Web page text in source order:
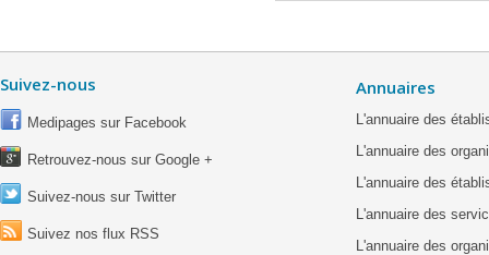
Suivez-nous
Medipages sur Facebook
Retrouvez-nous sur Google +
Suivez-nous sur Twitter
Suivez nos flux RSS
Annuaires
L'annuaire des
L'annuaire des
L'annuaire des
L'annuaire des
L'annuaire des